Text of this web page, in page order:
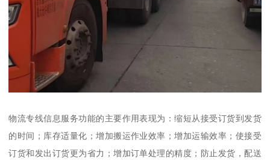
物流专线信息服务功能的主要作用表现为：缩短从接受订货到发货
的时间；库存适量化；增加搬运作业效率；增加运输效率；使接受
订货和发出订货更为省力；增加订单处理的精度；防止发货，配送